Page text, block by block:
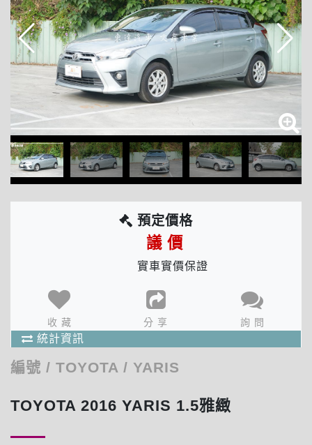
預定價格
議 價
實車實價保證
收 藏 分 享 詢 問
統計資訊
確 定
商品統計資訊
出價人數 : 1 人
分享次數 : 135 次
編號 / TOYOTA / YARIS
TOYOTA 2016 YARIS 1.5雅緻